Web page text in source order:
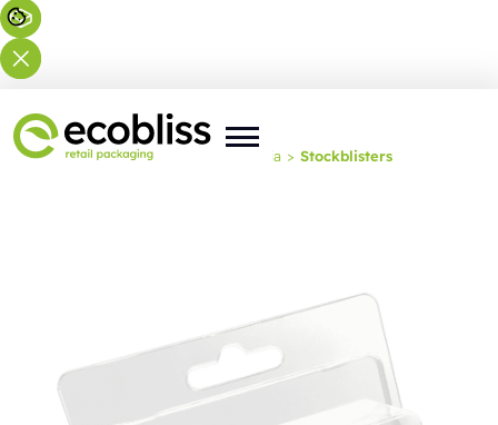
Nachádzate sa tu: Domov Riešenia > Stockblisters